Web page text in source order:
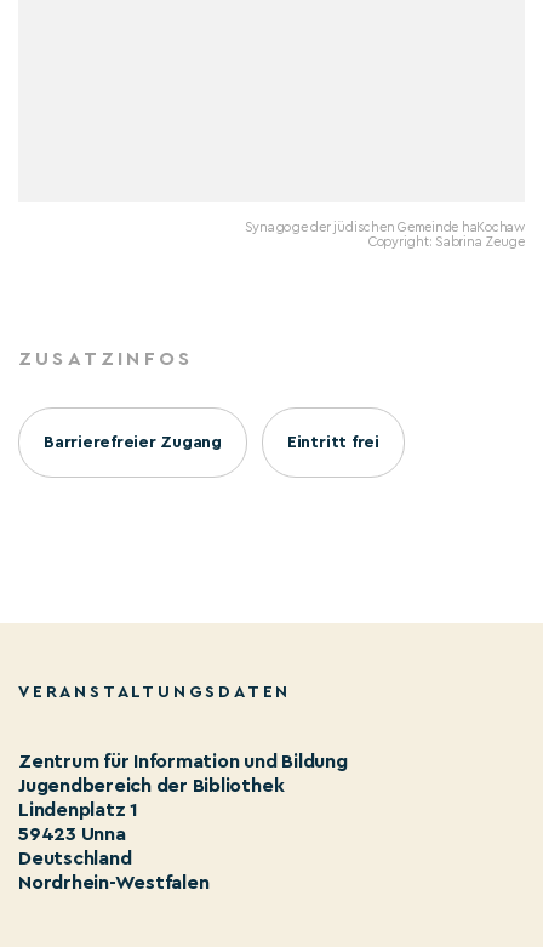
Synagoge der jüdischen Gemeinde haKochaw
Copyright: Sabrina Zeuge
ZUSATZINFOS
Barrierefreier Zugang Eintritt frei
VERANSTALTUNGSDATEN
Zentrum für Information und Bildung
Jugendbereich der Bibliothek
Lindenplatz 1
59423 Unna
Deutschland
Nordrhein-Westfalen